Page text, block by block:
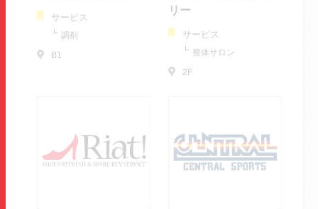
サービス
調剤
B1
リー
サービス
整体サロン
2F